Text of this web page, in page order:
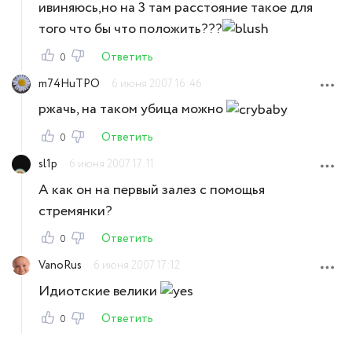
ивиняюсь,но на 3 там расстояние такое для
того что бы что положить???
0
Ответить
m74HuTPO
6 июня 2007 16:46
ржачь, на таком убица можно
0
Ответить
sl1p
6 июня 2007 17:11
А как он на первый залез с помощья
стремянки?
0
Ответить
VanoRus
6 июня 2007 17:12
Идиотские велики
0
Ответить